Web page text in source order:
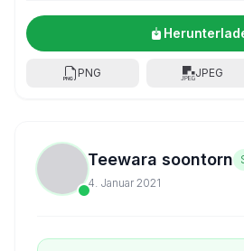
PNG JPEG
Teewara soontorn
4. Januar 2021